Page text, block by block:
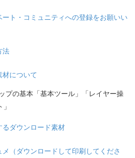
ト・コミュニティへの登録をお願いい
法
について
の基本「基本ツール」「レイヤー操
ダウンロード素材
（ダウンロードして印刷してくださ